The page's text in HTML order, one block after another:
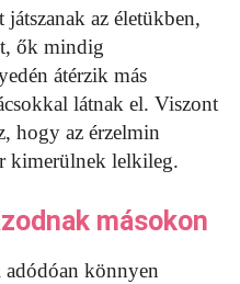
az életükben,
ők mindig
átérzik más
látnak el. Viszont
hogy az érzelmin
kimerülnek lelkileg.
másokon
adódóan könnyen